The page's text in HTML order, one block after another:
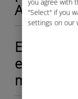
you agree with
"Select" if you
settings on our
Android ?
Est-ce
est
mon